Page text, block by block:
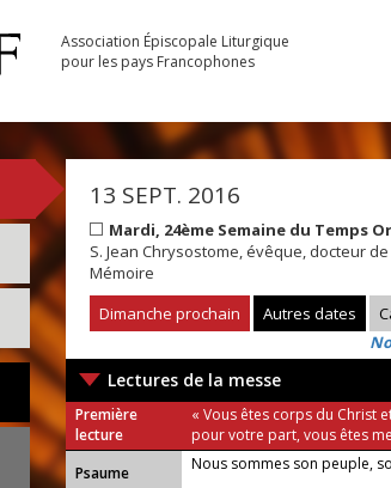
Association Épiscopale Liturgique
pour les pays Francophones
13 SEPT. 2016
Mardi, 24ème Semaine du Temps
S. Jean Chrysostome, évêque, docteur de
Mémoire
Dimanche prochain
Autres dates
Lectures de la messe
Première
lecture
« Vous êtes corps du Christ
pour votre part, vous êtes
Psaume Nous sommes son peuple,